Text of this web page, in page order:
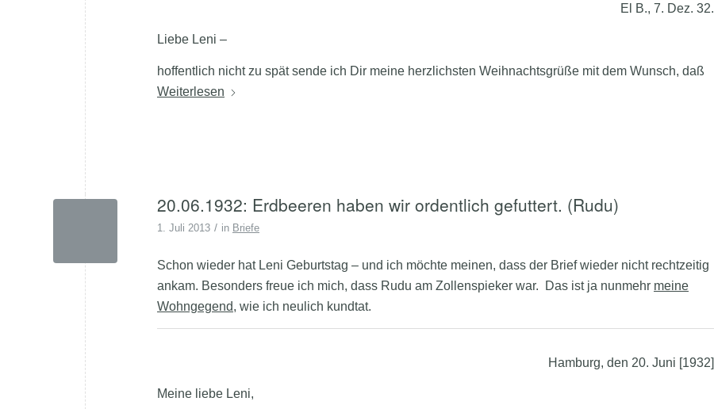
El B., 7. Dez. 32.
Liebe Leni –
hoffentlich nicht zu spät sende ich Dir meine herzlichsten Weihnachtsgrüße mit dem Wunsch, daß
Weiterlesen
20.06.1932: Erdbeeren haben wir ordentlich gefuttert. (Rudu)
1. Juli 2013 / in Briefe
Schon wieder hat Leni Geburtstag – und ich möchte meinen, dass der Brief wieder nicht rechtzeitig
ankam. Besonders freue ich mich, dass Rudu am Zollenspieker war. Das ist ja nunmehr meine
Wohngegend, wie ich neulich kundtat.
Hamburg, den 20. Juni [1932]
Meine liebe Leni,